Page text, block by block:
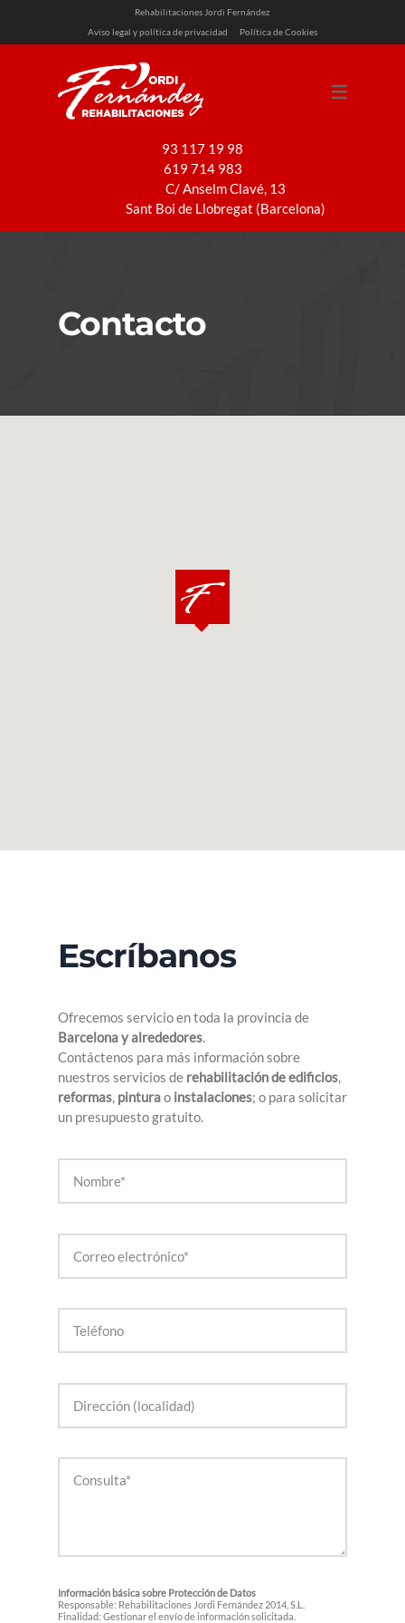
REHABILITACIÓN
Rehabilitaciones Jordi Fernández
Aviso legal y política de privacidad
Política de Cookies
93 117 19 98
619 714 983
C/ Anselm Clavé, 13
Sant Boi de Llobregat (Barcelona)
Contacto
Escríbanos
Ofrecemos servicio en toda la provincia de
Barcelona y alrededores.
Contáctenos para más información sobre
nuestros servicios de rehabilitación de edificios,
reformas, pinturao instalaciones; o para solicitar
un presupuesto gratuito.
Información básica sobre Protección de Datos
Responsable: Rehabilitaciones Jordi Fernández 2014, S.L.
Finalidad: Gestionar el envío de información solicitada.